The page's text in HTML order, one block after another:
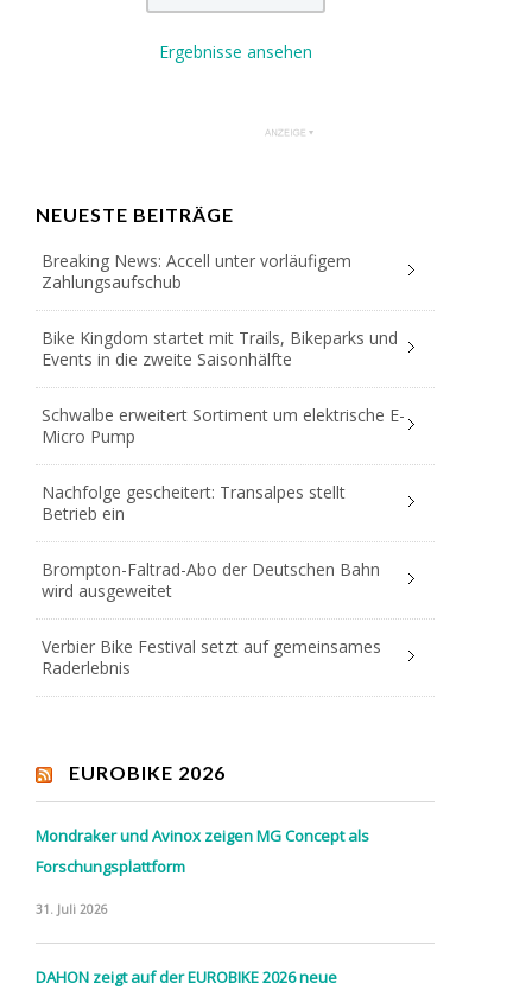
Ergebnisse ansehen
NEUESTE BEITRÄGE
Breaking News: Accell unter vorläufigem
Zahlungsaufschub
Bike Kingdom startet mit Trails, Bikeparks und
Events in die zweite Saisonhälfte
Schwalbe erweitert Sortiment um elektrische E-
Micro Pump
Nachfolge gescheitert: Transalpes stellt
Betrieb ein
Brompton-Faltrad-Abo der Deutschen Bahn
wird ausgeweitet
Verbier Bike Festival setzt auf gemeinsames
Raderlebnis
EUROBIKE 2026
Mondraker und Avinox zeigen MG Concept als
Forschungsplattform
31. Juli 2026
DAHON zeigt auf der EUROBIKE 2026 neue